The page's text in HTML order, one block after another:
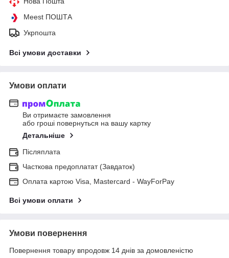
Meest ПОШТА
Укрпошта
Всі умови доставки
Умови оплати
Ви отримаєте замовлення
або гроші повернуться на вашу картку
Детальніше
Післяплата
Часткова предоплатат (Завдаток)
Оплата картою Visa, Mastercard - WayForPay
Всі умови оплати
Умови повернення
Повернення товару впродовж 14 днів за домовленістю